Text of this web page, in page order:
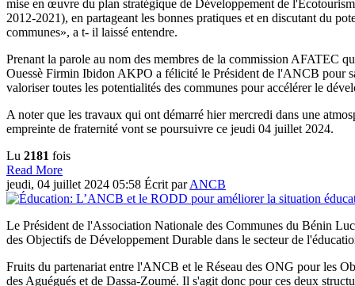
mise en œuvre du plan stratégique de Développement de
2012-2021), en partageant les bonnes pratiques et en discutant du
communes», a t- il laissé entendre.
Prenant la parole au nom des membres de la commission AFATEC
Ouessè Firmin Ibidon AKPO a félicité le Président de l'ANCB pour
valoriser toutes les potentialités des communes pour accélérer le
A noter que les travaux qui ont démarré hier mercredi dans une
empreinte de fraternité vont se poursuivre ce jeudi 04 juillet 2024.
Lu 2181 fois
Read More
jeudi, 04 juillet 2024 05:58 Écrit parANCB
Le Président de l'Association Nationale des Communes du Bénin
des Objectifs de Développement Durable dans le secteur de
Fruits du partenariat entre l'ANCB et le Réseau des ONG pour les
des Aguégués et de Dassa-Zoumé. Il s'agit donc pour ces deux